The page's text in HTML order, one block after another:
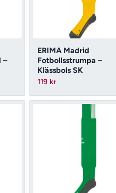
–
ERIMA Madrid
Fotbollsstrumpa –
Klässbols SK
119 kr